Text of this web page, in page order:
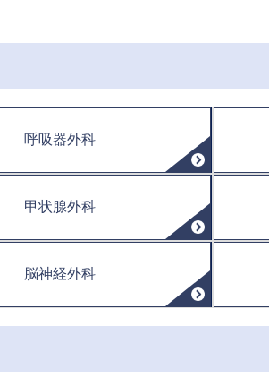
呼吸器外科
甲状腺外科
脳神経外科